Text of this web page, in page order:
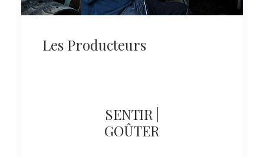
Les Producteurs
SENTIR |
GOÛTER